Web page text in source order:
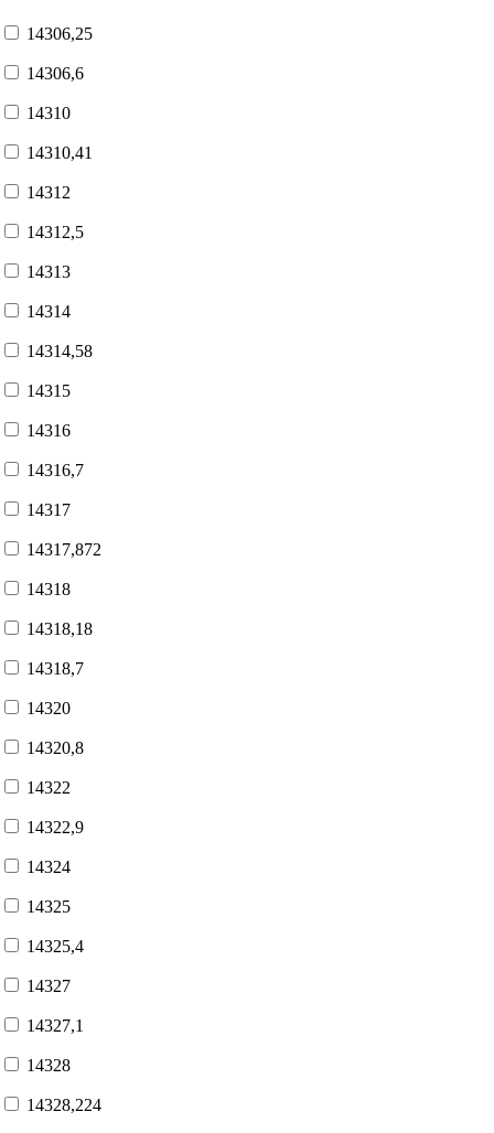
14306,25
14306,6
14310
14310,41
14312
14312,5
14313
14314
14314,58
14315
14316
14316,7
14317
14317,872
14318
14318,18
14318,7
14320
14320,8
14322
14322,9
14324
14325
14325,4
14327
14327,1
14328
14328,224